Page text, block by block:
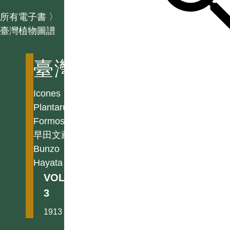
所有電子書 〉
臺灣植物圖譜
臺灣植物圖譜
Icones
Plantarum
Formosanarum
早田文藏
Bunzo
Hayata
VOL.
3
1913